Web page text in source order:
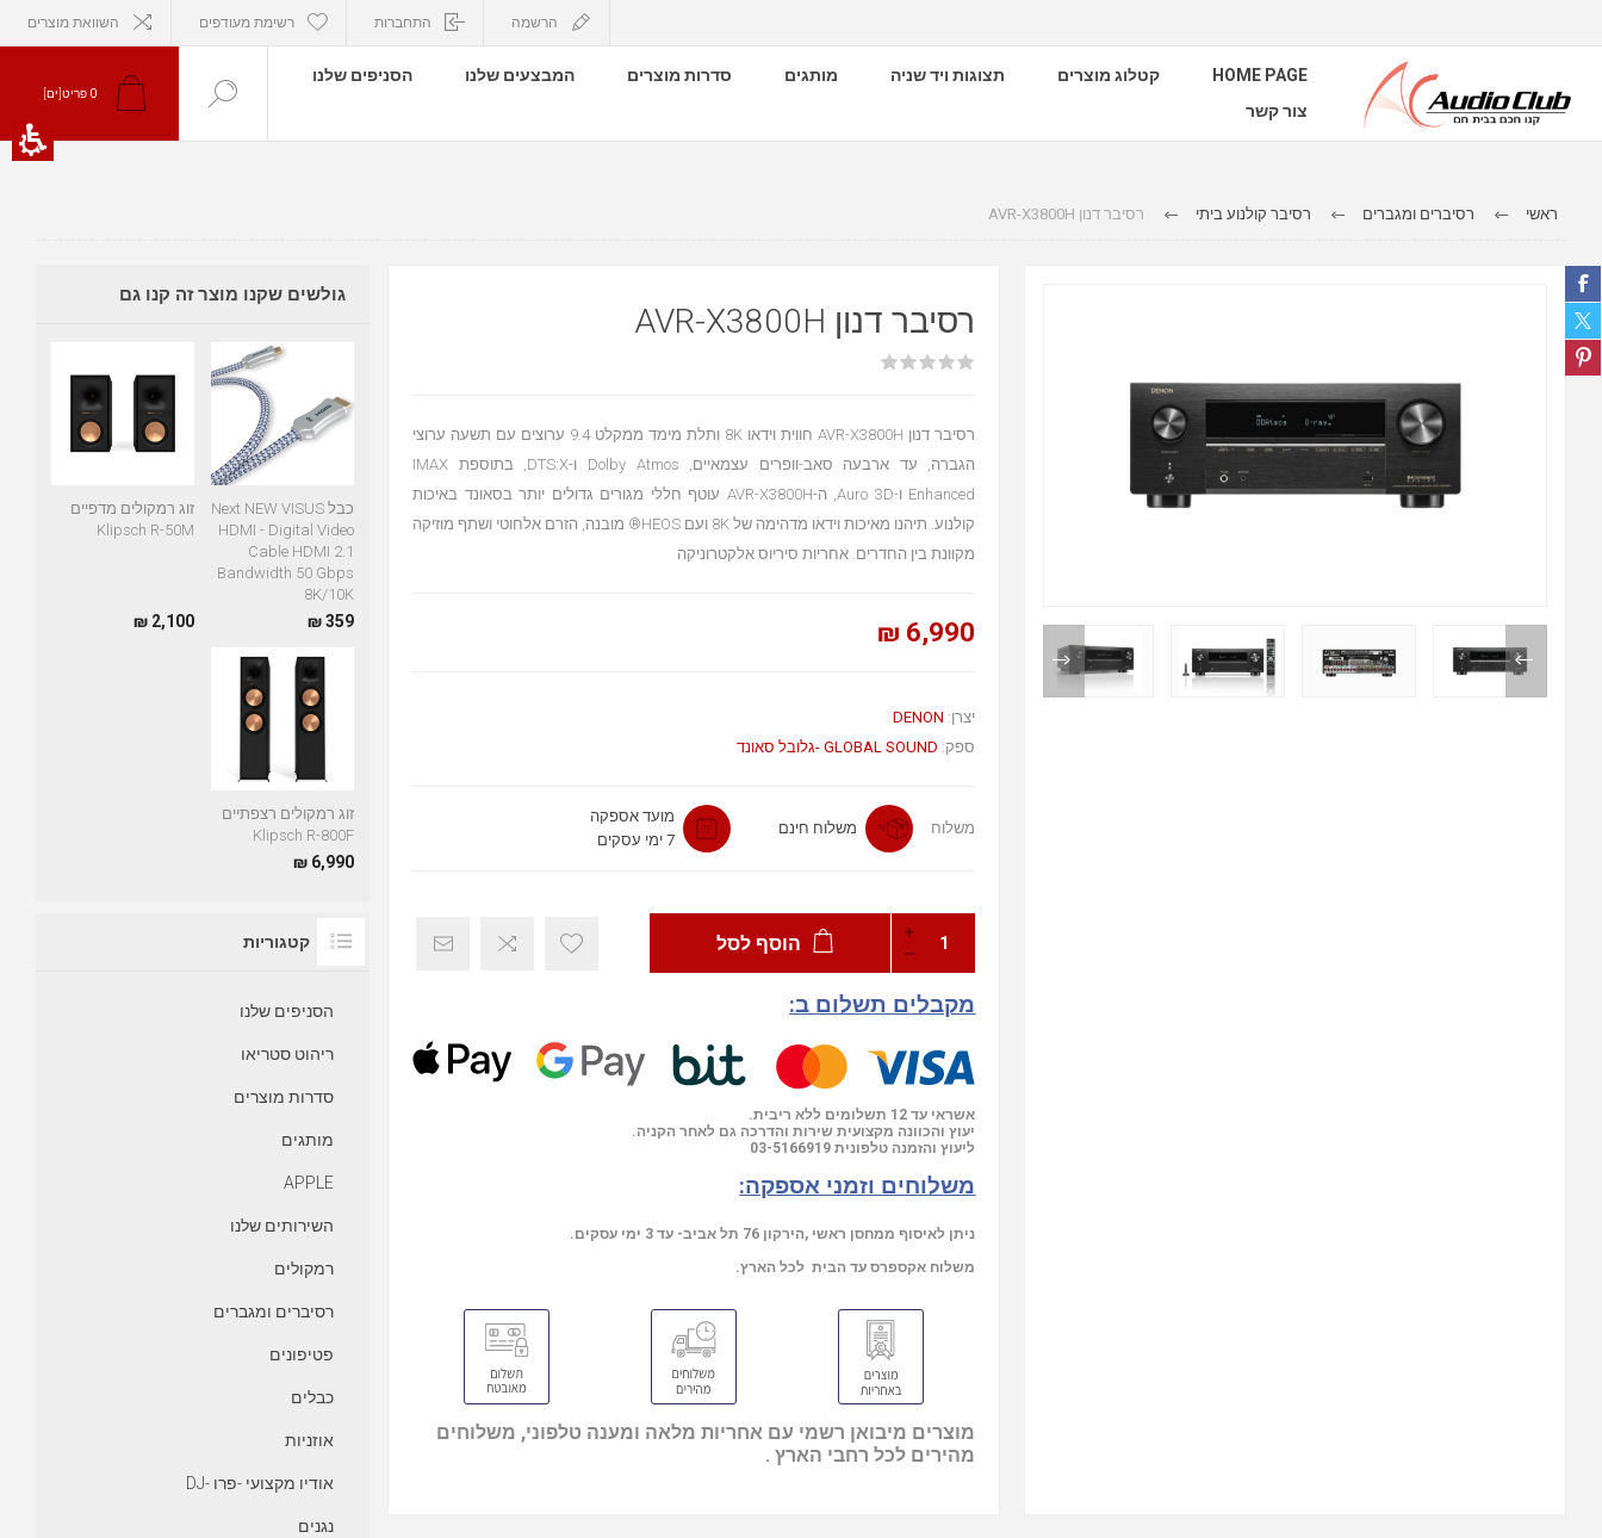
הרשמה התחברות רשימת מעודפים השוואת מוצרים
HOME PAGE קטלוג מוצרים תצוגות ויד שניה מותגים סדרות מוצרים המבצעים שלנו
הסניפים שלנו
צור קשר
0 פריט[ים]
ראשי רסיברים ומגברים רסיבר קולנוע ביתי רסיבר דנון AVR-X3800H
רסיבר דנון AVR-X3800H
רסיבר דנון AVR-X3800H חווית וידאו 8K ותלת מימד ממקלט 9.4 ערוצים עם תשעה ערוצי
הגברה, עד ארבעה סאב-וופרים עצמאיים, Dolby Atmos ו-DTS:X, בתוספת IMAX
Enhanced ו-Auro 3D, ה-AVR-X3800H עוטף חללי מגורים גדולים יותר בסאונד באיכות
קולנוע. תיהנו מאיכות וידאו מדהימה של 8K ועם HEOS® מובנה, הזרם אלחוטי ושתף מוזיקה
מקוונת בין החדרים. אחריות סיריוס אלקטרוניקה
6,990 ₪
יצרן: DENON
ספק: GLOBAL SOUND -גלובל סאונד
משלוח משלוח חינם
מועד אספקה
7 ימי עסקים
הוסף לסל
מקבלים תשלום ב:
אשראי עד 12 תשלומים ללא ריבית.
יעוץ והכוונה מקצועית שירות והדרכה גם לאחר הקניה.
ליעוץ והזמנה טלפונית 03-5166919
משלוחים וזמני אספקה:
ניתן לאיסוף ממחסן ראשי ,הירקון 76 תל אביב- עד 3 ימי עסקים.
משלוח אקספרס עד הבית לכל הארץ.
מוצרים מיבואן רשמי עם אחריות מלאה ומענה טלפוני, משלוחים
מהירים לכל רחבי הארץ .
גולשים שקנו מוצר זה קנו גם
כבל Next NEW VISUS
HDMI - Digital Video
Cable HDMI 2.1
Bandwidth 50 Gbps
8K/10K
359 ₪
זוג רמקולים מדפיים
Klipsch R-50M
2,100 ₪
זוג רמקולים רצפתיים
Klipsch R-800F
6,990 ₪
קטגוריות
הסניפים שלנו
ריהוט סטריאו
סדרות מוצרים
מותגים
APPLE
השירותים שלנו
רמקולים
רסיברים ומגברים
פטיפונים
כבלים
אוזניות
אודיו מקצועי -פרו -DJ
נגנים